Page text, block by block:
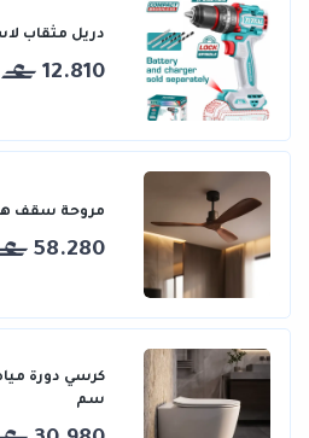
دريل مثقاب لاسلكي
12.810
مروحة سقف هوميك 52
58.280
سم